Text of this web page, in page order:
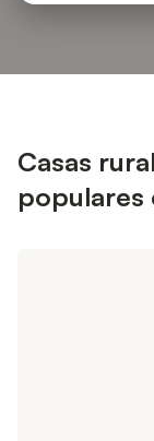
Casas
populares